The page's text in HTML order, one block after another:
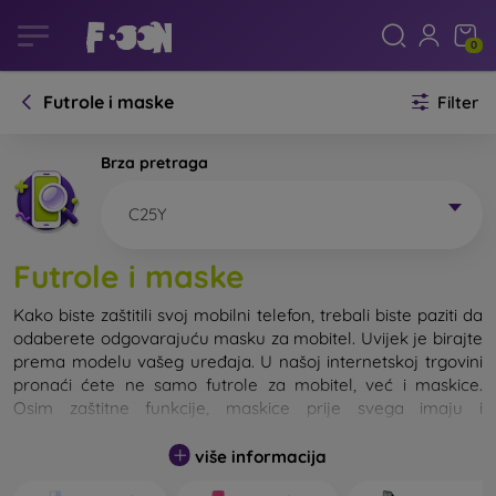
0
Futrole i maske Filter
Brza pretraga
C25Y
Futrole i maske
Kako biste zaštitili svoj mobilni telefon, trebali biste paziti da
odaberete odgovarajuću masku za mobitel. Uvijek je birajte
prema modelu vašeg uređaja. U našoj internetskoj trgovini
pronaći ćete ne samo futrole za mobitel, već i maskice.
Osim zaštitne funkcije, maskice prije svega imaju i
Maskicu za mobitel možemo također nazvati i stražnjom
više informacija